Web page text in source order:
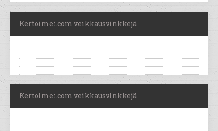
Kertoimet.com veikkausvinkkejä
Kertoimet.com veikkausvinkkejä